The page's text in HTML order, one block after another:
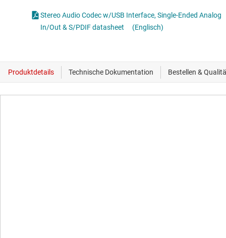
Stereo Audio Codec w/USB Interface, Single-Ended Analog
In/Out & S/PDIF datasheet
(Englisch)